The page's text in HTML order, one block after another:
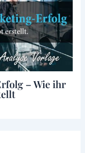
– Wie ihr